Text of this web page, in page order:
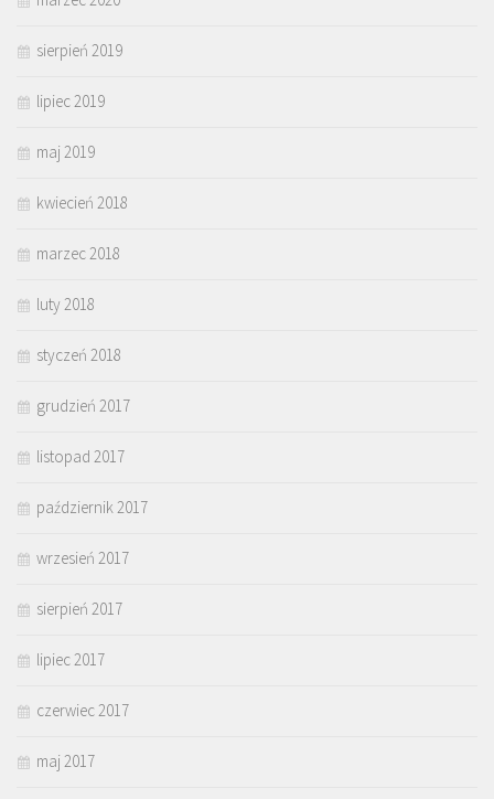
sierpień 2019
lipiec 2019
maj 2019
kwiecień 2018
marzec 2018
luty 2018
styczeń 2018
grudzień 2017
listopad 2017
październik 2017
wrzesień 2017
sierpień 2017
lipiec 2017
czerwiec 2017
maj 2017